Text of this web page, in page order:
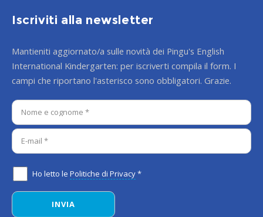
Iscriviti alla newsletter
Mantieniti aggiornato/a sulle novità dei Pingu's English
International Kindergarten: per iscriverti compila il form. I
campi che riportano l'asterisco sono obbligatori. Grazie.
Ho letto le Politiche di Privacy*